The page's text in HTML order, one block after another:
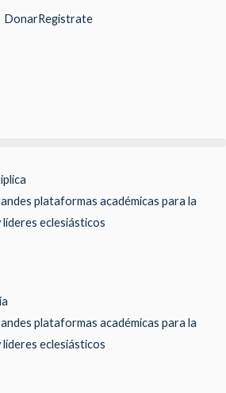
DonarRegistrate
plataformas académicas para la
eclesiásticos
plataformas académicas para la
eclesiásticos